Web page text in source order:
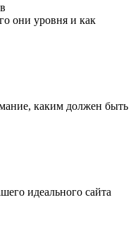
они уровня и как
каким должен быть
идеального сайта